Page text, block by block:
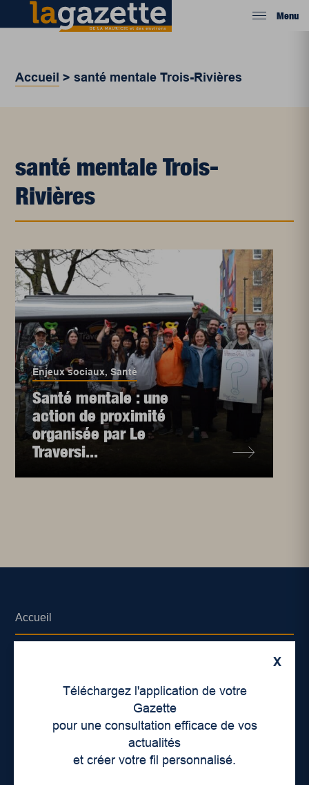
Menu
Accueil >santé mentale Trois-Rivières
santé mentale Trois-
Rivières
Enjeux sociaux,Santé
Santé mentale : une
action de proximité
organisée par Le
Traversi...
X
Téléchargez l'application de votre
Gazette
pour une consultation efficace de vos
actualités
et créer votre fil personnalisé.
Accueil
Déontologie et confidentialité